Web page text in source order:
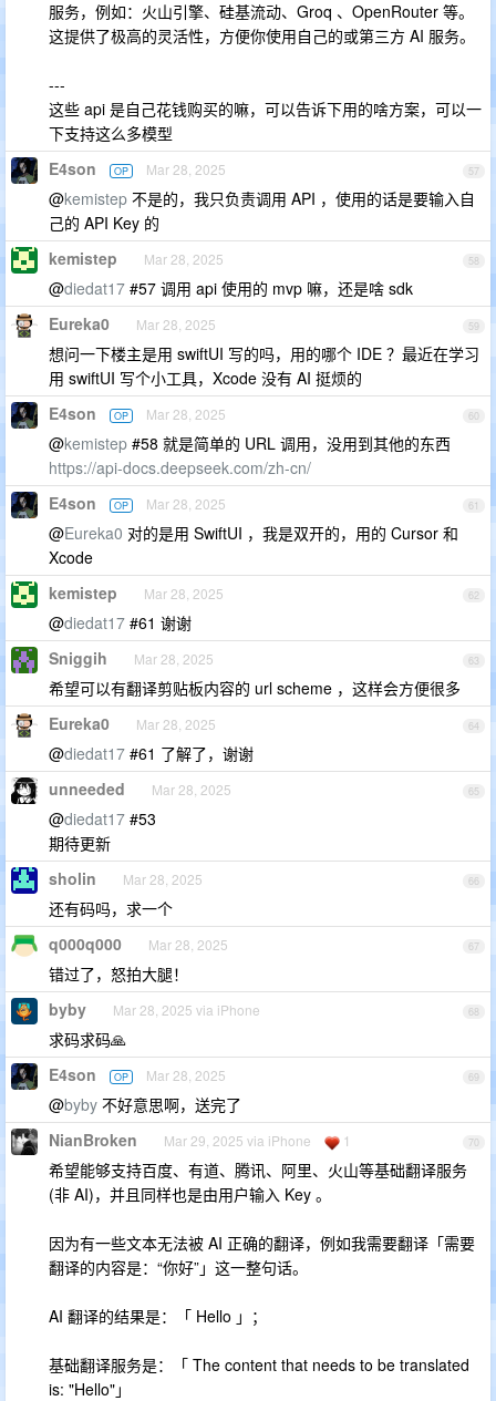
服务，例如：火山引擎、硅基流动、Groq 、OpenRouter 等。
这提供了极高的灵活性，方便你使用自己的或第三方 AI 服务。
---
这些 api 是自己花钱购买的嘛，可以告诉下用的啥方案，可以一
下支持这么多模型
57
E4son OP Mar 28, 2025
@kemistep 不是的，我只负责调用 API ，使用的话是要输入自
己的 API Key 的
58
kemistep Mar 28, 2025
@diedat17 #57 调用 api 使用的 mvp 嘛，还是啥 sdk
59
Eureka0 Mar 28, 2025
想问一下楼主是用 swiftUI 写的吗，用的哪个 IDE ？最近在学习
用 swiftUI 写个小工具，Xcode 没有 AI 挺烦的
60
E4son OP Mar 28, 2025
@kemistep #58 就是简单的 URL 调用，没用到其他的东西
https://api-docs.deepseek.com/zh-cn/
61
E4son OP Mar 28, 2025
@Eureka0 对的是用 SwiftUI ，我是双开的，用的 Cursor 和
Xcode
62
kemistep Mar 28, 2025
@diedat17 #61 谢谢
63
Sniggih Mar 28, 2025
希望可以有翻译剪贴板内容的 url scheme ，这样会方便很多
64
Eureka0 Mar 28, 2025
@diedat17 #61 了解了，谢谢
65
unneeded Mar 28, 2025
@diedat17 #53
期待更新
66
sholin Mar 28, 2025
还有码吗，求一个
67
q000q000 Mar 28, 2025
错过了，怒拍大腿！
68
byby Mar 28, 2025 via iPhone
求码求码🙏
69
E4son OP Mar 28, 2025
@byby 不好意思啊，送完了
70
NianBroken Mar 29, 2025 via iPhone 1
希望能够支持百度、有道、腾讯、阿里、火山等基础翻译服务
(非 AI)，并且同样也是由用户输入 Key 。
因为有一些文本无法被 AI 正确的翻译，例如我需要翻译「需要
翻译的内容是：“你好”」这一整句话。
AI 翻译的结果是：「 Hello 」；
基础翻译服务是：「 The content that needs to be translated
is: "Hello"」